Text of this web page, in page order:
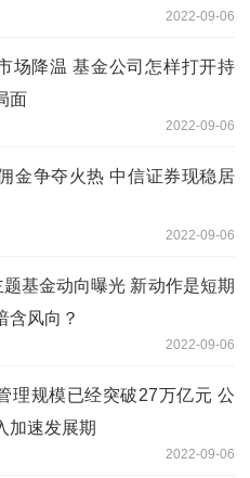
2022-09-06
场降温 基金公司怎样打开持
面
2022-09-06
金争夺火热 中信证券现稳居
2022-09-06
题基金动向曝光 新动作是短期
含风向？
2022-09-06
理规模已经突破27万亿元 公
加速发展期
2022-09-06